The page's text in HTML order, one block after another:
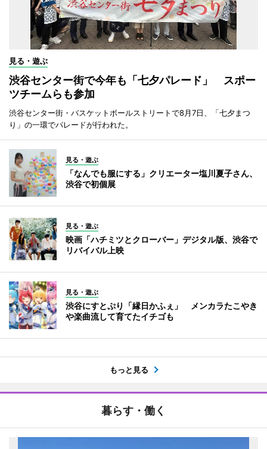
見る・遊ぶ
渋谷センター街で今年も「七夕パレード」 スポー
ツチームらも参加
渋谷センター街・バスケットボールストリートで8月7日、「七夕まつ
り」の一環でパレードが行われた。
見る・遊ぶ
「なんでも服にする」クリエーター塩川夏子さん、
渋谷で初個展
見る・遊ぶ
映画「ハチミツとクローバー」デジタル版、渋谷で
リバイバル上映
見る・遊ぶ
渋谷にすとぷり「縁日かふぇ」 メンカラたこやき
や楽曲流して育てたイチゴも
もっと見る
暮らす・働く